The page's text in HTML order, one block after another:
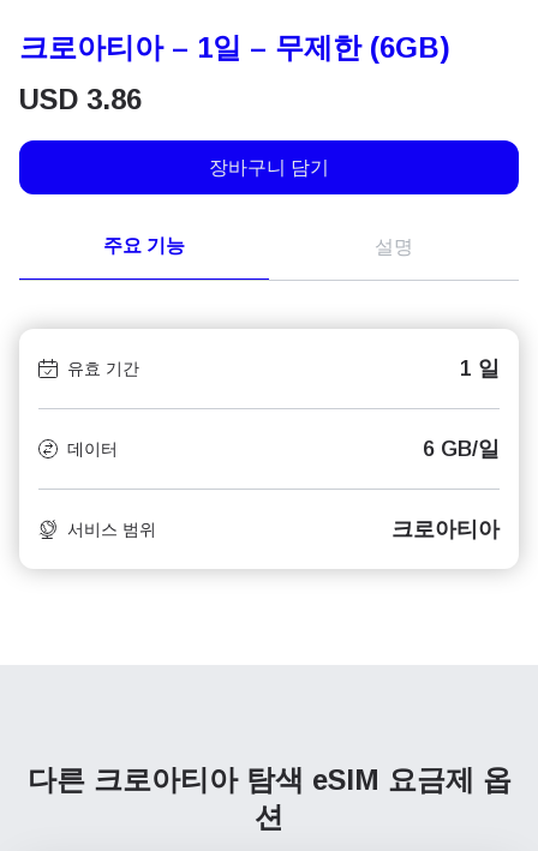
크로아티아 – 1일 – 무제한 (6GB)
USD 3.86
장바구니 담기
주요 기능 설명
유효 기간 1 일
데이터 6 GB/일
서비스 범위 크로아티아
다른 크로아티아 탐색 eSIM 요금제 옵
션